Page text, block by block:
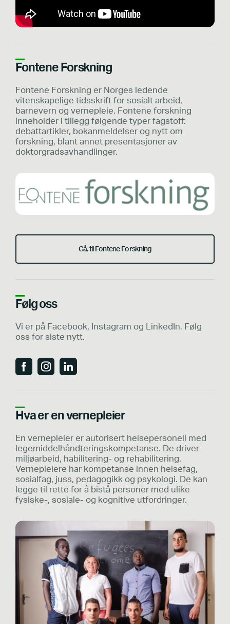
Fontene Forskning
Fontene Forskning er Norges ledende
vitenskapelige tidsskrift for sosialt arbeid,
barnevern og vernepleie. Fontene forskning
inneholder i tillegg følgende typer fagstoff:
debattartikler, bokanmeldelser og nytt om
forskning, blant annet presentasjoner av
doktorgradsavhandlinger.
Gå. til Fontene Forskning
Følg oss
Vi er på Facebook, Instagram og LinkedIn. Følg
oss for siste nytt.
Hva er en vernepleier
En vernepleier er autorisert helsepersonell med
legemiddelhåndteringskompetanse. De driver
miljøarbeid, habilitering- og rehabilitering.
Vernepleiere har kompetanse innen helsefag,
sosialfag, juss, pedagogikk og psykologi. De kan
legge til rette for å bistå personer med ulike
fysiske-, sosiale- og kognitive utfordringer.